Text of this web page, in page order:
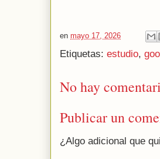
en mayo 17, 2026
Etiquetas: estudio,
No hay
Publicar un
¿Algo adicional que